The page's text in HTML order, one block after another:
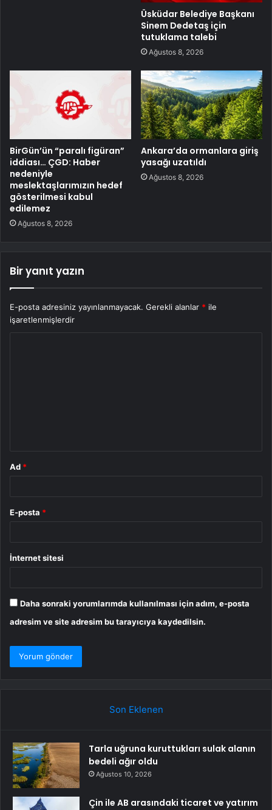
Üsküdar Belediye Başkanı
Sinem Dedetaş için
tutuklama talebi
Ağustos 8, 2026
BirGün’ün “paralı figüran”
iddiası… ÇGD: Haber
nedeniyle
meslektaşlarımızın hedef
gösterilmesi kabul
edilemez
Ağustos 8, 2026
Ankara’da ormanlara giriş
yasağı uzatıldı
Ağustos 8, 2026
Bir yanıt yazın
E-posta adresiniz yayınlanmayacak. Gerekli alanlar * ile
işaretlenmişlerdir
Ad *
E-posta *
İnternet sitesi
Daha sonraki yorumlarımda kullanılması için adım, e-posta
adresim ve site adresim bu tarayıcıya kaydedilsin.
Son Eklenen
Tarla uğruna kuruttukları sulak alanın
bedeli ağır oldu
Ağustos 10, 2026
Çin ile AB arasındaki ticaret ve yatırım